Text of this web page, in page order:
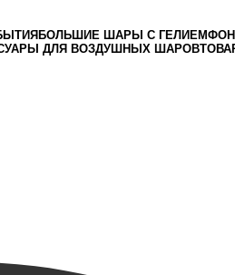
БОЛЬШИЕ ШАРЫ С ГЕЛИЕМ
ДЛЯ ВОЗДУШНЫХ ШАРОВ